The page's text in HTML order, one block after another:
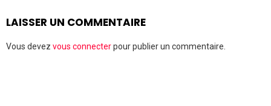
LAISSER UN COMMENTAIRE
Vous devez vous connecterpour publier un commentaire.